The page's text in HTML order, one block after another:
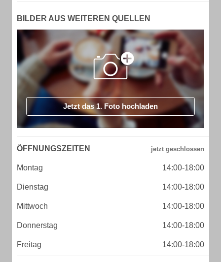
BILDER AUS WEITEREN QUELLEN
Jetzt das 1. Foto hochladen
ÖFFNUNGSZEITEN
Montag 14:00-18:00
Dienstag 14:00-18:00
Mittwoch 14:00-18:00
Donnerstag 14:00-18:00
Freitag 14:00-18:00